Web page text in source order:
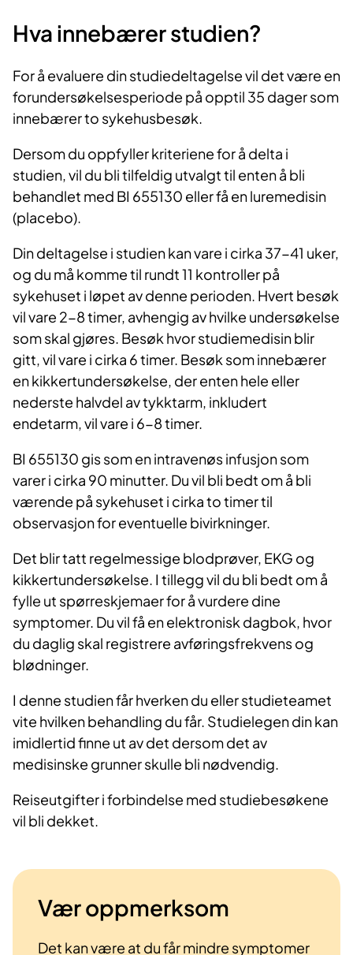
Hva innebærer studien?
For å evaluere din studiedeltagelse vil det være en
forundersøkelsesperiode på opptil 35 dager som
innebærer to sykehusbesøk.
Dersom du oppfyller kriteriene for å delta i
studien, vil du bli tilfeldig utvalgt til enten å bli
behandlet med BI 655130 eller få en luremedisin
(placebo).
Din deltagelse i studien kan vare i cirka 37-41 uker,
og du må komme til rundt 11 kontroller på
sykehuset i løpet av denne perioden. Hvert besøk
vil vare 2-8 timer, avhengig av hvilke undersøkelse
som skal gjøres. Besøk hvor studiemedisin blir
gitt, vil vare i cirka 6 timer. Besøk som innebærer
en kikkertundersøkelse, der enten hele eller
nederste halvdel av tykktarm, inkludert
endetarm, vil vare i 6-8 timer.
BI 655130 gis som en intravenøs infusjon som
varer i cirka 90 minutter. Du vil bli bedt om å bli
værende på sykehuset i cirka to timer til
observasjon for eventuelle bivirkninger.
Det blir tatt regelmessige blodprøver, EKG og
kikkertundersøkelse. I tillegg vil du bli bedt om å
fylle ut spørreskjemaer for å vurdere dine
symptomer. Du vil få en elektronisk dagbok, hvor
du daglig skal registrere avføringsfrekvens og
blødninger.
I denne studien får hverken du eller studieteamet
vite hvilken behandling du får. Studielegen din kan
imidlertid finne ut av det dersom det av
medisinske grunner skulle bli nødvendig.
Reiseutgifter i forbindelse med studiebesøkene
vil bli dekket.
Vær oppmerksom
Det kan være at du får mindre symptomer